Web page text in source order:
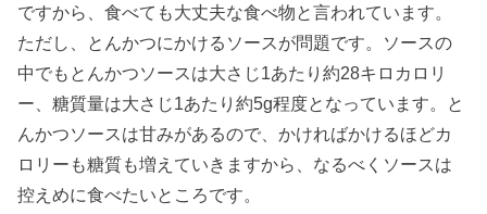
ですから、食べても大丈夫な食べ物と言われています。
ただし、とんかつにかけるソースが問題です。ソースの
中でもとんかつソースは大さじ1あたり約28キロカロリ
ー、糖質量は大さじ1あたり約5g程度となっています。と
んかつソースは甘みがあるので、かければかけるほどカ
ロリーも糖質も増えていきますから、なるべくソースは
控えめに食べたいところです。